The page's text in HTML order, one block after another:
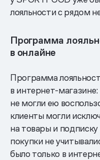
лояльности с рядом
Программа
в онлайне
Программа
в интернет-
не могли ею
клиенты могли
на товары и
покупки не
было только в